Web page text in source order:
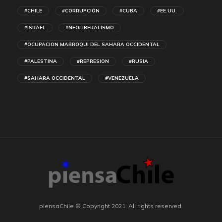
#CHILE #CORRUPCIÓN #CUBA #EE.UU.
#ISRAEL #NEOLIBERALISMO
#OCUPACION MARROQUI DEL SAHARA OCCIDENTAL
#PALESTINA #REPRESION #RUSIA
#SAHARA OCCIDENTAL #VENEZUELA
piensaChile © Copyright 2021. All rights reserved.